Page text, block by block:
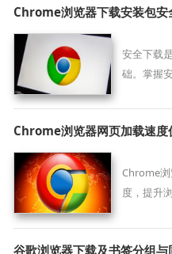
Chrome浏览器下载安装包安
安全下载
础。掌握
Chrome浏览器网页加载速度
Chrome
度，提升
谷歌浏览器下载及书签分组